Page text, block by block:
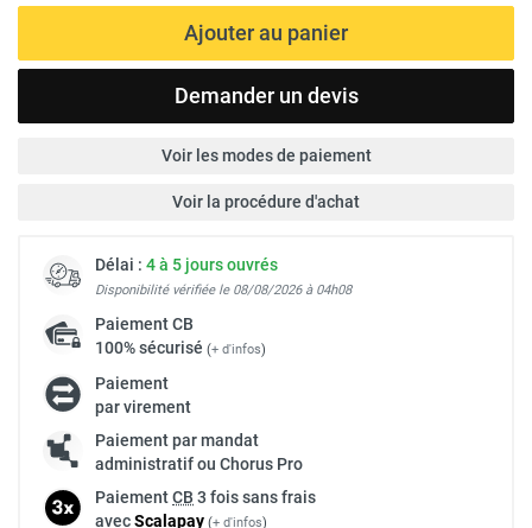
Ajouter au panier
Demander un devis
Voir les modes de paiement
Voir la procédure d'achat
Délai : 4 à 5 jours ouvrés
Disponibilité vérifiée le 08/08/2026 à 04h08
PaiementCB
100% sécurisé (+ d'infos)
Paiement
par virement
Paiement par mandat
administratif ou Chorus Pro
PaiementCB 3 fois sans frais
avecScalapay (+ d'infos)